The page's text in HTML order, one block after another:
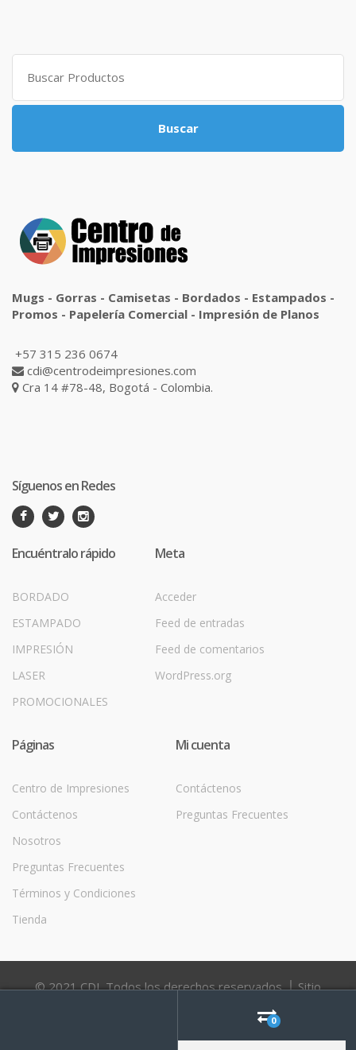
Buscar:
Buscar
Mugs - Gorras - Camisetas - Bordados - Estampados -
Promos - Papelería Comercial - Impresión de Planos
+57 315 236 0674
cdi@centrodeimpresiones.com
Cra 14 #78-48, Bogotá - Colombia.
Síguenos en Redes
Encuéntralo rápido
BORDADO
ESTAMPADO
IMPRESIÓN
LASER
PROMOCIONALES
Meta
Acceder
Feed de entradas
Feed de comentarios
WordPress.org
Páginas
Centro de Impresiones
Contáctenos
Nosotros
Preguntas Frecuentes
Términos y Condiciones
Tienda
Mi cuenta
Contáctenos
Preguntas Frecuentes
© 2021 CDI. Todos los derechos reservados. │ Sitio
0